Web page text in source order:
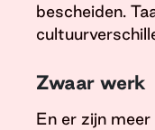
bescheiden.
Zwaar werk
En er zijn meer